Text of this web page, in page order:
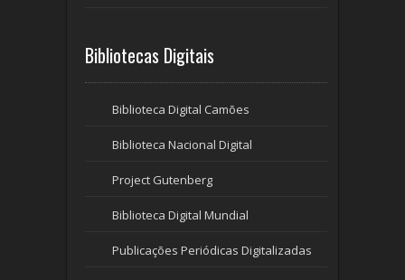
Bibliotecas Digitais
Biblioteca Digital Camões
Biblioteca Nacional Digital
Project Gutenberg
Biblioteca Digital Mundial
Publicações Periódicas Digitalizadas